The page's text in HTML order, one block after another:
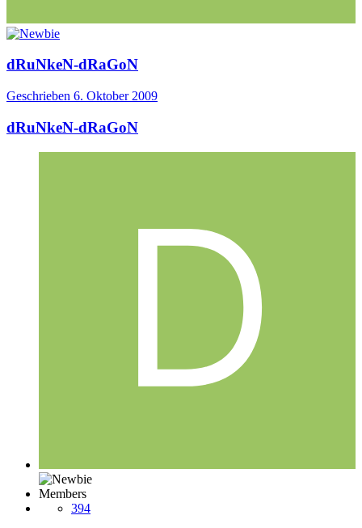
dRuNkeN-dRaGoN
Geschrieben 6. Oktober 2009
dRuNkeN-dRaGoN
Members
394